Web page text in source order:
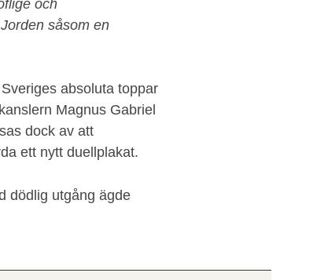
och
såsom en
absoluta toppar
Magnus Gabriel
dock av att
ett nytt duellplakat.
dödlig utgång ägde